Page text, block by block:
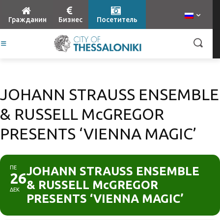
Гражданин Бизнес Посетитель
JOHANN STRAUSS ENSEMBLE
& RUSSELL McGREGOR
PRESENTS ‘VIENNA MAGIC’
ΠΕ
26
ΔΕΚ
JOHANN STRAUSS ENSEMBLE
& RUSSELL McGREGOR
PRESENTS ‘VIENNA MAGIC’